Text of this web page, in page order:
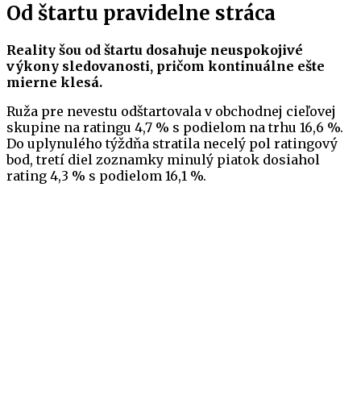
Od štartu pravidelne stráca
Reality šou od štartu dosahuje neuspokojivé
výkony sledovanosti, pričom kontinuálne ešte
mierne klesá.
Ruža pre nevestu odštartovala v obchodnej cieľovej
skupine na ratingu 4,7 % s podielom na trhu 16,6 %.
Do uplynulého týždňa stratila necelý pol ratingový
bod, tretí diel zoznamky minulý piatok dosiahol
rating 4,3 % s podielom 16,1 %.